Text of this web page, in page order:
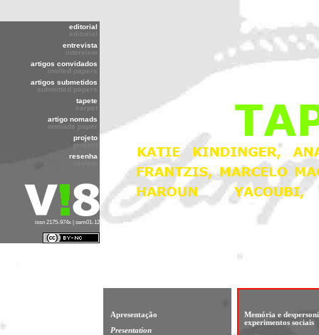
editorial
editorial
entrevista
interview
artigos convidados
invited papers
artigos submetidos
submitted papers
tapete
carpet
artigo nomads
nomads paper
projeto
project
resenha
issn 2175-974x | sem01-12
Apresentação
Presentation
Memória e
experimentos sociais